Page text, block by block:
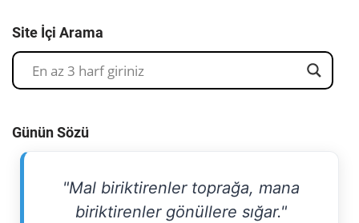
Site İçi Arama
Günün Sözü
"Mal biriktirenler toprağa, mana
biriktirenler gönüllere sığar."